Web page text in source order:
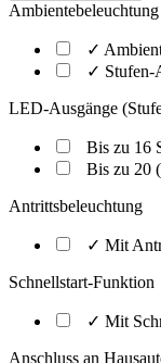
Ambientebeleuchtung
✓
✓ Stufen-
LED-Ausgänge
Bis zu 16
Bis zu 20
Antrittsbeleuchtung
✓ Mit
Schnellstart-Funktion
✓ Mit
Anschluss an